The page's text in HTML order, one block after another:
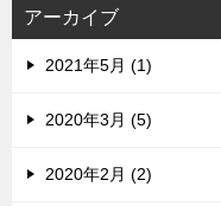
ス
アーカイブ
2021年5月 (1)
2020年3月 (5)
2020年2月 (2)